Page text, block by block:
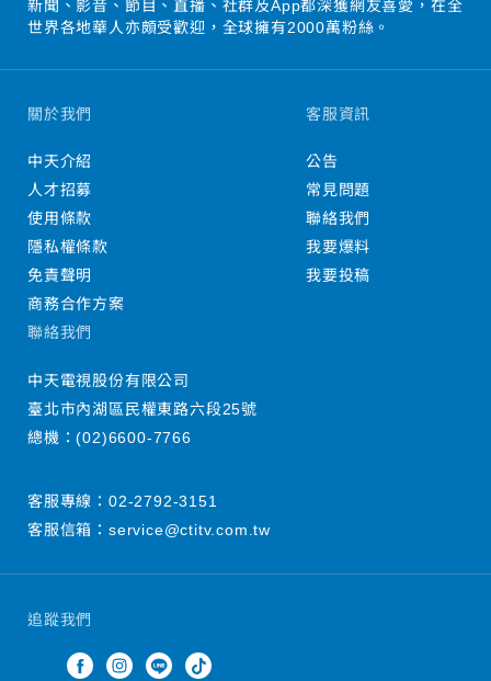
新聞、影音、節目、直播、社群及App都深獲網友喜愛，在全
世界各地華人亦頗受歡迎，全球擁有2000萬粉絲。
追蹤我們
關於我們
中天介紹
人才招募
使用條款
隱私權條款
免責聲明
商務合作方案
客服資訊
公告
常見問題
聯絡我們
我要爆料
我要投稿
聯絡我們
中天電視股份有限公司
臺北市內湖區民權東路六段25號
總機：(02)6600-7766
客服專線： 02-2792-3151
客服信箱： service@ctitv.com.tw